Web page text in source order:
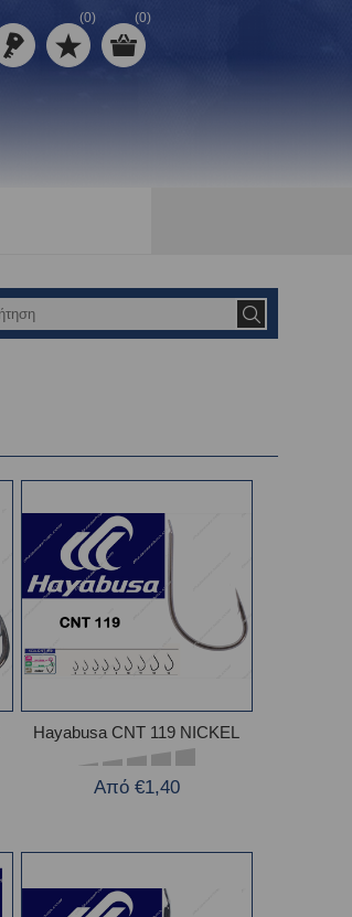
(0) (0)
Hayabusa CNT 119 NICKEL
Από €1,40